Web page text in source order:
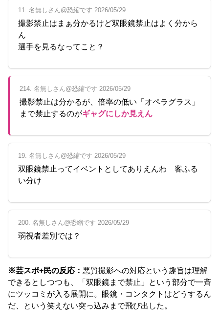
11. 名無しさん@恐縮です 2026/05/29
撮影禁止はまぁ分かるけど双眼鏡禁止はよく分から
ん
選手を見るなってこと？
214. 名無しさん@恐縮です 2026/05/29
撮影禁止は分かるが、倍率の低い「オペラグラス」
まで禁止するのがギャグにしか見えん
19. 名無しさん@恐縮です 2026/05/29
双眼鏡禁止ってイベントとしてありえんわ 客ふる
い分け
200. 名無しさん@恐縮です 2026/05/29
弱視者差別では？
※芸スポ+民の反応： 悪質撮影への対応という趣旨は理解
できるとしつつも、「双眼鏡まで禁止」という部分で一斉
にツッコミが入る展開に。眼鏡・コンタクトはどうするん
だ、という笑えない突っ込みまで飛び出した。